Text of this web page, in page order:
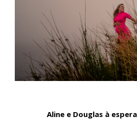
Aline e Douglas à